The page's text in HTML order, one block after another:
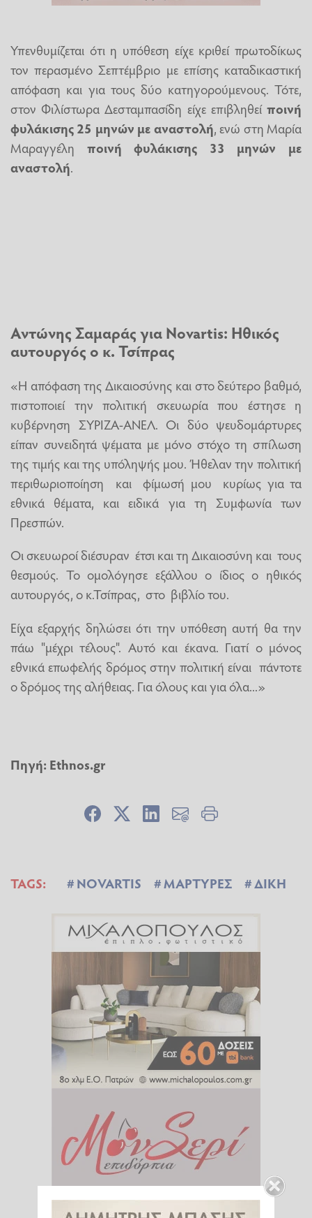
Υπενθυμίζεται ότι η υπόθεση είχε κριθεί πρωτοδίκως
τον περασμένο Σεπτέμβριο με επίσης καταδικαστική
απόφαση και για τους δύο κατηγορούμενους. Τότε,
στον Φιλίστωρα Δεσταμπασίδη είχε επιβληθεί ποινή
φυλάκισης 25 μηνών με αναστολή, ενώ στη Μαρία
Μαραγγέλη ποινή φυλάκισης 33 μηνών με
αναστολή.
Αντώνης Σαμαράς για Novartis: Ηθικός
αυτουργός ο κ. Τσίπρας
«Η απόφαση της Δικαιοσύνης και στο δεύτερο βαθμό,
πιστοποιεί την πολιτική σκευωρία που έστησε η
κυβέρνηση ΣΥΡΙΖΑ-ΑΝΕΛ. Οι δύο ψευδομάρτυρες
είπαν συνειδητά ψέματα με μόνο στόχο τη σπίλωση
της τιμής και της υπόληψής μου. Ήθελαν την πολιτική
περιθωριοποίηση και φίμωσή μου κυρίως για τα
εθνικά θέματα, και ειδικά για τη Συμφωνία των
Πρεσπών.
Οι σκευωροί διέσυραν έτσι και τη Δικαιοσύνη και τους
θεσμούς. Το ομολόγησε εξάλλου ο ίδιος ο ηθικός
αυτουργός, ο κ.Τσίπρας, στο βιβλίο του.
Είχα εξαρχής δηλώσει ότι την υπόθεση αυτή θα την
πάω "μέχρι τέλους". Αυτό και έκανα. Γιατί ο μόνος
εθνικά επωφελής δρόμος στην πολιτική είναι πάντοτε
ο δρόμος της αλήθειας. Για όλους και για όλα...»
Πηγή: Ethnos.gr
TAGS: NOVARTIS ΜΑΡΤΥΡΕΣ ΔΙΚΗ